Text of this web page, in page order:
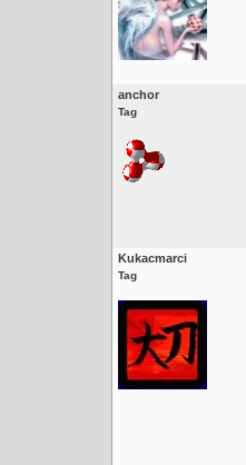
anchor
Tag
Kukacmarci
Tag